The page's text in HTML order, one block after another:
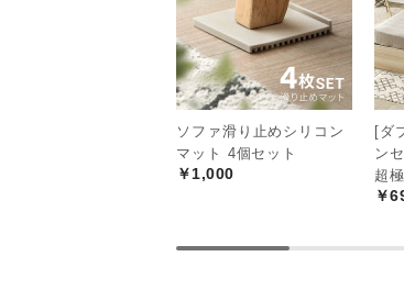
< 前へ
好みで選べ
ソファ滑り止めシリコン
マット 4個セット
￥1,000
[ダ
ン
超
￥